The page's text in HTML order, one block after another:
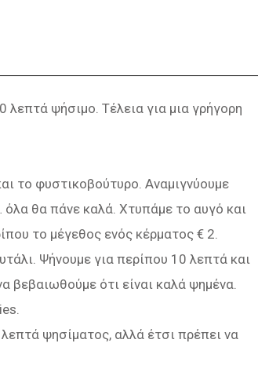
ψήσιμο. Τέλεια για μια γρήγορη
το φυστικοβούτυρο. Αναμιγνύουμε
όλα θα πάνε καλά. Χτυπάμε το αυγό και
το μέγεθος ενός κέρματος € 2.
Ψήνουμε για περίπου 10 λεπτά και
βεβαιωθούμε ότι είναι καλά ψημένα.
ψησίματος, αλλά έτσι πρέπει να